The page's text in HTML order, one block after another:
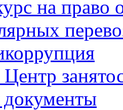
на право